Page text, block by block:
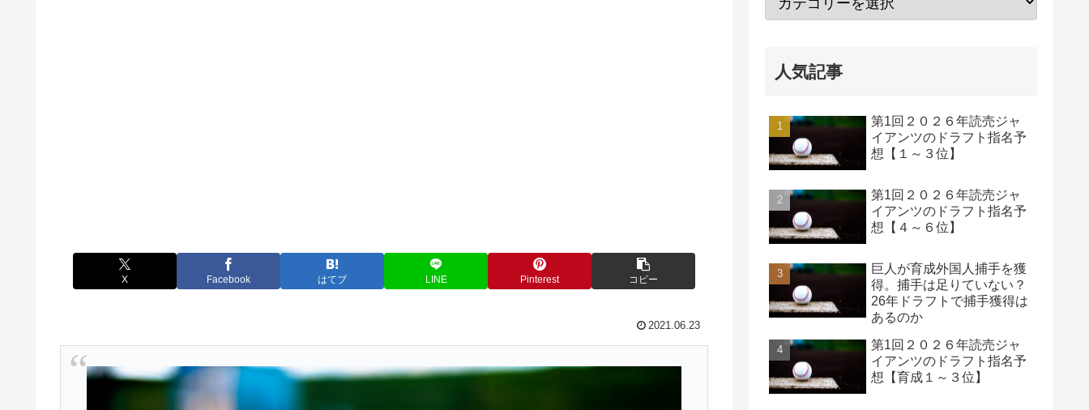
X Facebook はてブ LINE Pinterest コピー
2021.06.23
人気記事
第1回２０２６年読売ジャ
イアンツのドラフト指名予
想【１～３位】
第1回２０２６年読売ジャ
イアンツのドラフト指名予
想【４～６位】
巨人が育成外国人捕手を獲
得。捕手は足りていない？
26年ドラフトで捕手獲得は
あるのか
第1回２０２６年読売ジャ
イアンツのドラフト指名予
想【育成１～３位】